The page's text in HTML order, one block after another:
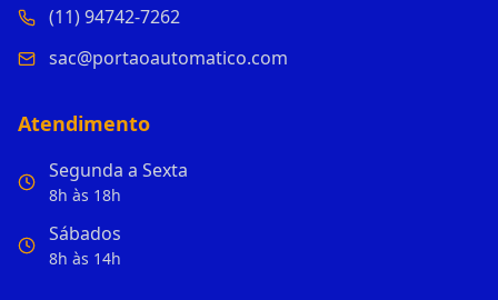
(11) 94742-7262
sac@portaoautomatico.com
Atendimento
Segunda a Sexta
8h às 18h
Sábados
8h às 14h